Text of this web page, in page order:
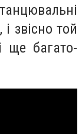
звісно той
ще багато-